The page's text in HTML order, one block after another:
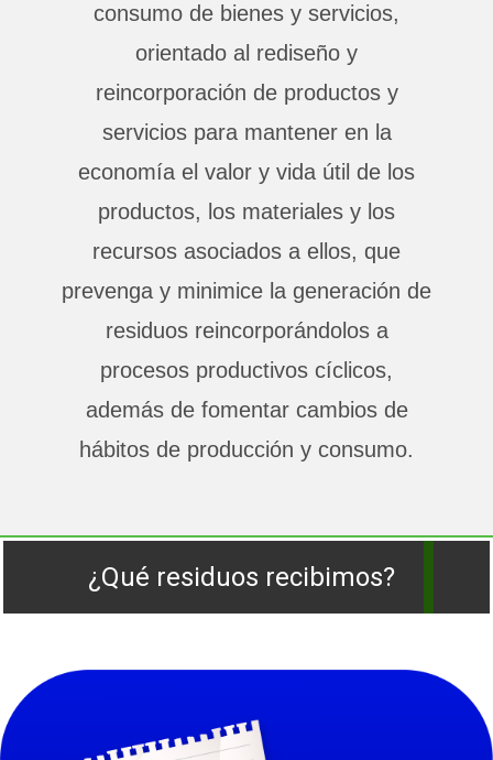
consumo de bienes y servicios,
orientado al rediseño y
reincorporación de productos y
servicios para mantener en la
economía el valor y vida útil de los
productos, los materiales y los
recursos asociados a ellos, que
prevenga y minimice la generación de
residuos reincorporándolos a
procesos productivos cíclicos,
además de fomentar cambios de
hábitos de producción y consumo.
¿Qué residuos recibimos?